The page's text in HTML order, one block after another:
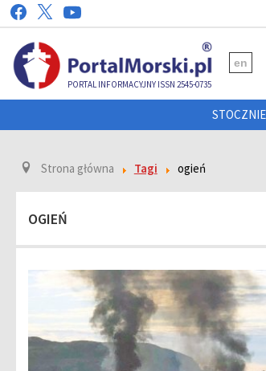
PORTAL INFORMACYJNY ISSN 2545-0735
en
Strona główna Tagi ogień
OGIEŃ